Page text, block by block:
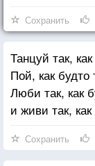
Сохранить
Танцуй так,
Пой, как
Люби так, как
и живи так,
Сохранить